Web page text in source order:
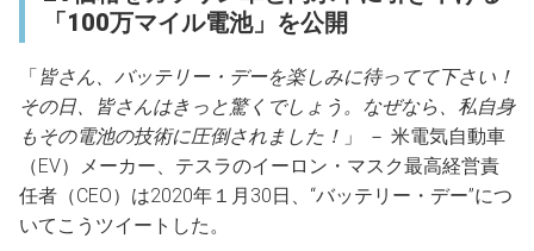
「100万マイル電池」を公開
「 皆さん、バッテリー・デーを楽しみに待ってて下さい！
その日、皆さんはきっと驚くでしょう。なぜなら、私自身
もその電池の技術に圧倒されました！ 」 － 米電気自動車
（EV）メーカー、テスラのイーロン・マスク最高経営責
任者（CEO）は2020年１月30日、“バッテリー・デー”につ
いてこうツイートした。